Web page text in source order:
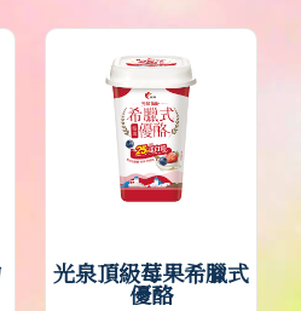
光泉頂級莓果希臘式
優酪